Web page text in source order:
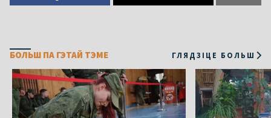
БОЛЬШ ПА ГЭТАЙ ТЭМЕ ГЛЯДЗІЦЕ БОЛЬШ